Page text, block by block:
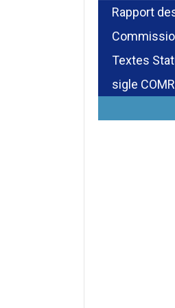
Rapport
Textes
sigle